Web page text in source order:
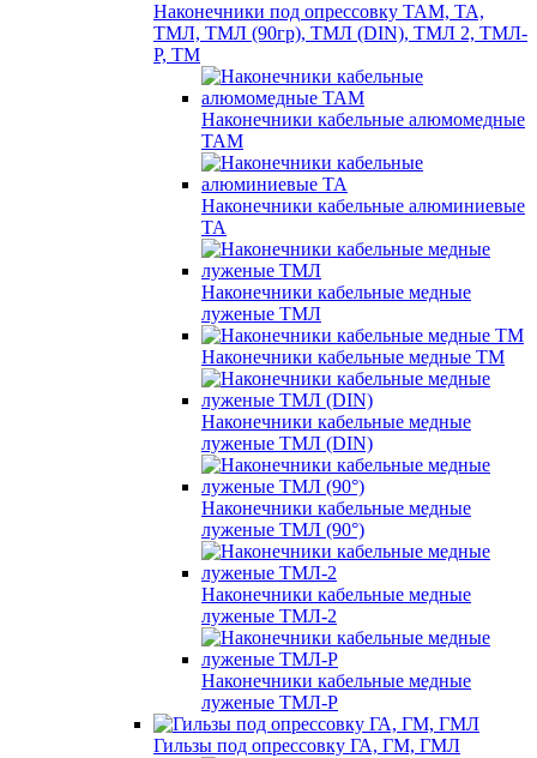
Наконечники под опрессовку ТАМ, ТА,
ТМЛ, ТМЛ (90гр), ТМЛ (DIN), ТМЛ 2, ТМЛ-
Р, ТМ
Наконечники кабельные алюмомедные
ТАМ
Наконечники кабельные алюминиевые
ТА
Наконечники кабельные медные
луженые ТМЛ
Наконечники кабельные медные ТМ
Наконечники кабельные медные
луженые ТМЛ (DIN)
Наконечники кабельные медные
луженые ТМЛ (90°)
Наконечники кабельные медные
луженые ТМЛ-2
Наконечники кабельные медные
луженые ТМЛ-Р
Гильзы под опрессовку ГА, ГМ, ГМЛ